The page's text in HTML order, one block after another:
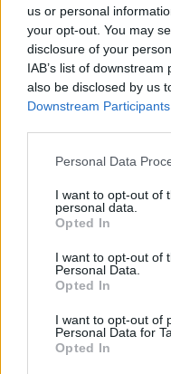
us or personal
your opt-out. You may
disclosure of your
IAB’s list of
also be disclosed by us
Downstream Participants
Personal Data
I want to opt-out of
personal data.
Opted In
I want to opt-out of
Personal Data.
Opted In
I want to opt-out of
Personal Data for
Opted In
Bastion Óriás:
Warcraftnak is
Fantasy XIV új
Rooby